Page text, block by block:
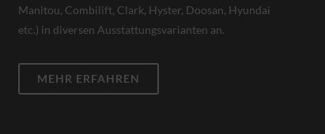
Manitou, Combilift, Clark, Hyster, Doosan, Hyundai
etc.) in diversen Ausstattungsvarianten an.
MEHR ERFAHREN